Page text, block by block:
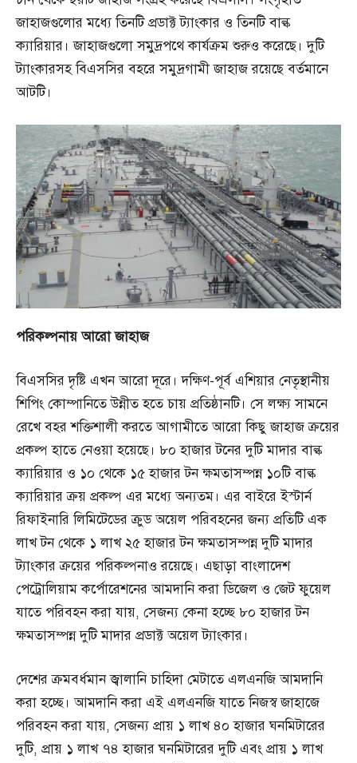
জাহাজগুলোর মধ্যে তিনটি প্রডাক্ট ট্যাংকার ও তিনটি বাল্ক
ক্যারিয়ার। জাহাজগুলো সমুদ্রপথে কার্যক্রম শুরুও করেছে। দুটি
ট্যাংকারসহ বিএসসির বহরে সমুদ্রগামী জাহাজ রয়েছে বর্তমানে
আটটি।
পরিকল্পনায়আরোজাহাজ
বিএসসির দৃষ্টি এখন আরো দূরে। দক্ষিণ-পূর্ব এশিয়ার নেতৃস্থানীয়
শিপিং কোম্পানিতে উন্নীত হতে চায় প্রতিষ্ঠানটি। সে লক্ষ্য সামনে
রেখে বহর শক্তিশালী করতে আগামীতে আরো কিছু জাহাজ ক্রয়ের
প্রকল্প হাতে নেওয়া হয়েছে। ৮০ হাজার টনের দুটি মাদার বাল্ক
ক্যারিয়ার ও ১০ থেকে ১৫ হাজার টন ক্ষমতাসম্পন্ন ১০টি বাল্ক
ক্যারিয়ার ক্রয় প্রকল্প এর মধ্যে অন্যতম। এর বাইরে ইস্টার্ন
রিফাইনারি লিমিটেডের ক্রুড অয়েল পরিবহনের জন্য প্রতিটি এক
লাখ টন থেকে ১ লাখ ২৫ হাজার টন ক্ষমতাসম্পন্ন দুটি মাদার
ট্যাংকার ক্রয়ের পরিকল্পনাও রয়েছে। এছাড়া বাংলাদেশ
পেট্রোলিয়াম কর্পোরেশনের আমদানি করা ডিজেল ও জেট ফুয়েল
যাতে পরিবহন করা যায়, সেজন্য কেনা হচ্ছে ৮০ হাজার টন
ক্ষমতাসম্পন্ন দুটি মাদার প্রডাক্ট অয়েল ট্যাংকার।
দেশের ক্রমবর্ধমান জ্বালানি চাহিদা মেটাতে এলএনজি আমদানি
করা হচ্ছে। আমদানি করা এই এলএনজি যাতে নিজস্ব জাহাজে
পরিবহন করা যায়, সেজন্য প্রায় ১ লাখ ৪০ হাজার ঘনমিটারের
দুটি, প্রায় ১ লাখ ৭৪ হাজার ঘনমিটারের দুটি এবং প্রায় ১ লাখ